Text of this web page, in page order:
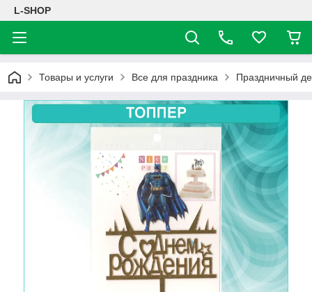
L-SHOP
Товары и услуги Все для праздника Праздничный